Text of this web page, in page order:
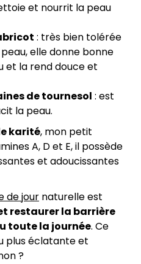
et nourrit la peau
: très bien tolérée
elle donne bonne
et la rend douce et
de tournesol : est
la peau.
karité, mon petit
A, D et E, il possède
et adoucissantes
de jour naturelle est
restaurer la barrière
toute la journée. Ce
plus éclatante et
?